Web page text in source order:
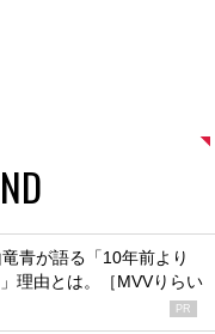
青が語る「10年前より
理由とは。［MVVりらい
PR